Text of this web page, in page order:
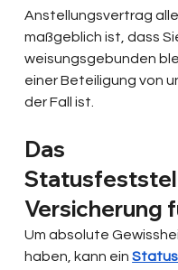
Anstellungsvertrag
maßgeblich ist, dass
weisungsgebunden
einer Beteiligung von
der Fall ist.
Das
Versicherung
Um absolute
haben, kann ein